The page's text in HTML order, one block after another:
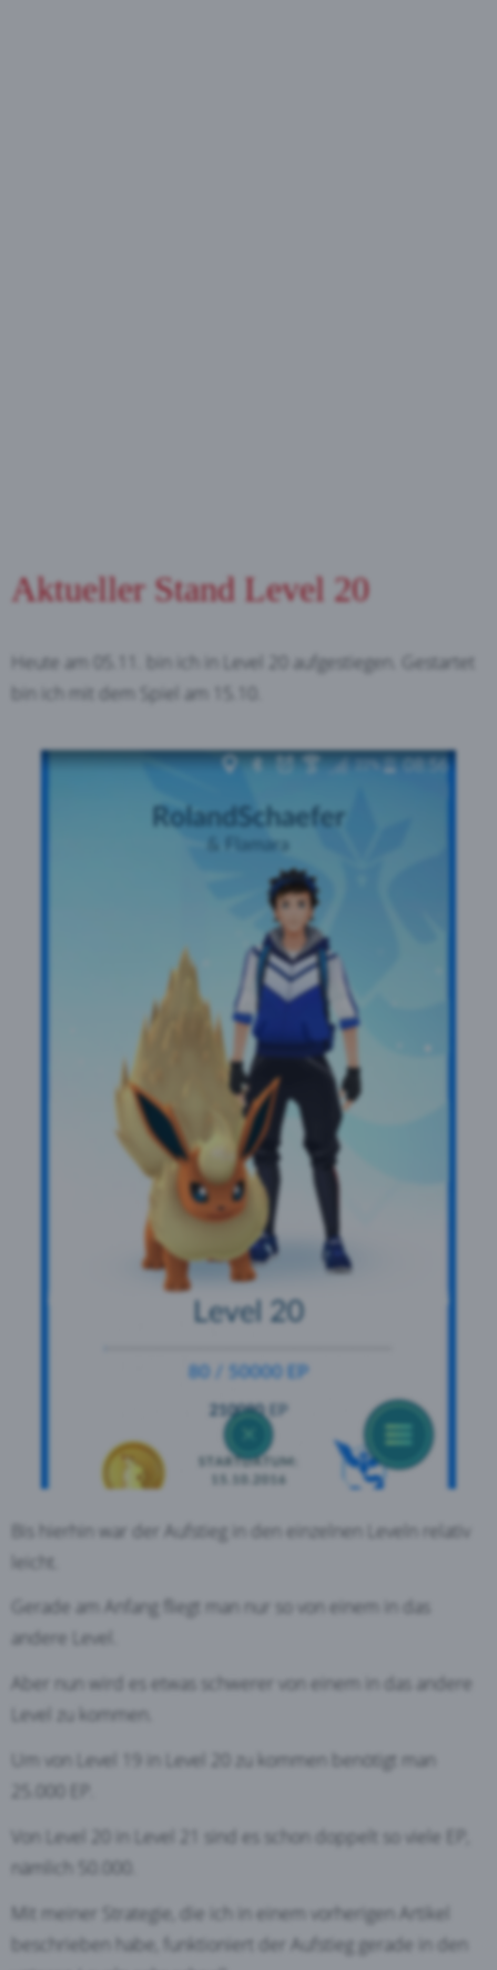
Aktueller Stand Level 20
Heute am 05.11. bin ich in Level 20 aufgestiegen. Gestartet
bin ich mit dem Spiel am 15.10.
Bis hierhin war der Aufstieg in den einzelnen Leveln relativ
leicht.
Gerade am Anfang fliegt man nur so von einem in das
andere Level.
Aber nun wird es etwas schwerer von einem in das andere
Level zu kommen.
Um von Level 19 in Level 20 zu kommen benötigt man
25.000 EP.
Von Level 20 in Level 21 sind es schon doppelt so viele EP,
nämlich 50.000.
Mit meiner Strategie, die ich in einem vorherigen Artikel
beschrieben habe, funktioniert der Aufstieg gerade in den